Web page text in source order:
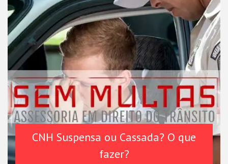
CNH Suspensa ou Cassada? O que
fazer?